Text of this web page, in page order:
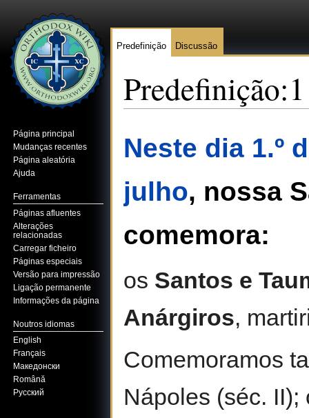
Neste dia 1.º
julho, nossa
comemora:
os Santos e
Anárgiros,
Comemoramos
Nápoles (séc.
Predefinição Discussão
Página principal
Mudanças recentes
Página aleatória
Ajuda
Ferramentas
Páginas afluentes
Alterações
relacionadas
Carregar ficheiro
Páginas especiais
Versão para impressão
Ligação permanente
Informações da página
Noutros idiomas
English
Français
Македонски
Română
Русский